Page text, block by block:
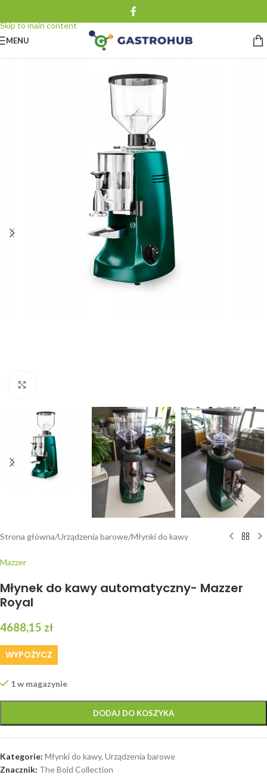
Skip to main content
MENU
Strona główna/Urządzenia barowe/Młynki do kawy
Mazzer
Młynek do kawy automatyczny- Mazzer
Royal
4688,15 zł
WYPOŻYCZ
1 w magazynie
DODAJ DO KOSZYKA
Kategorie: Młynki do kawy, Urządzenia barowe
Znacznik: The Bold Collection